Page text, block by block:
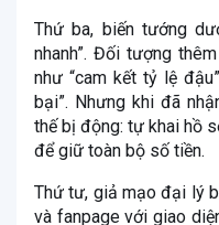
Thứ ba, biến tướng
nhanh”. Đối tượng
như “cam kết tỷ lệ
bại”. Nhưng khi đã
thế bị động: tự khai hồ
để giữ toàn bộ số tiền.
Thứ tư, giả mạo đại lý
và fanpage với giao